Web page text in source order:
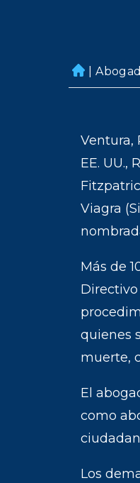
H
o
Ventura,
EE. UU.,
Viagra
Más de
quienes
muerte,
El
como
Los